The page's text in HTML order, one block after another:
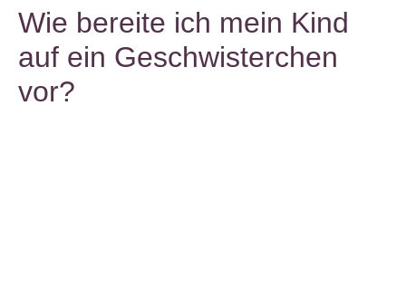
Wie bereite ich mein Kind
auf ein Geschwisterchen
vor?